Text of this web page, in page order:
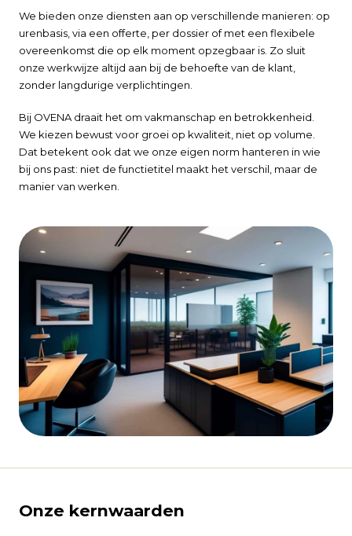
We bieden onze diensten aan op verschillende manieren: op
urenbasis, via een offerte, per dossier of met een flexibele
overeenkomst die op elk moment opzegbaar is. Zo sluit
onze werkwijze altijd aan bij de behoefte van de klant,
zonder langdurige verplichtingen.
Bij OVENA draait het om vakmanschap en betrokkenheid.
We kiezen bewust voor groei op kwaliteit, niet op volume.
Dat betekent ook dat we onze eigen norm hanteren in wie
bij ons past: niet de functietitel maakt het verschil, maar de
manier van werken.
Onze kernwaarden